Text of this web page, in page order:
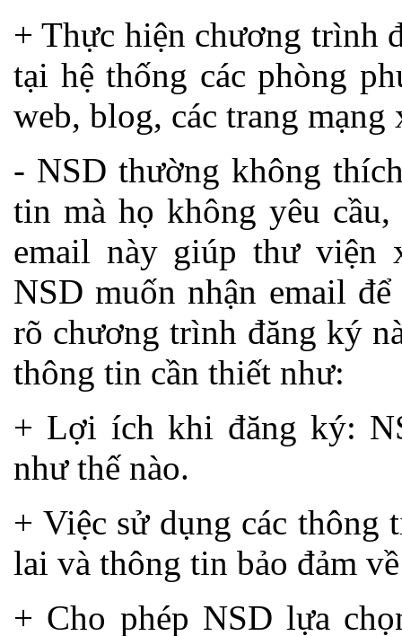
+ Thực hiện chương trình
tại hệ thống các phòng
web, blog, các trang
- NSD thường không
tin mà họ không yêu
email này giúp thư viện
NSD muốn nhận email
rõ chương trình đăng ký
thông tin cần thiết như:
+ Lợi ích khi đăng ký:
như thế nào.
+ Việc sử dụng các thông
lai và thông tin bảo đảm
+ Cho phép NSD lựa